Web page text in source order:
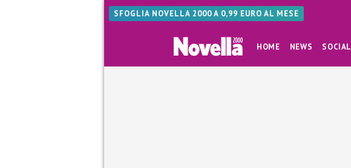
SFOGLIA NOVELLA 2000 A 0,99 EURO AL MESE
HOME NEWS SOCIAL